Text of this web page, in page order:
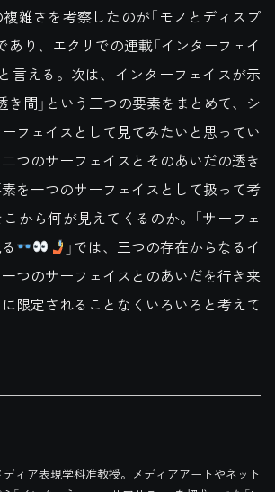
雑さを考察したのが「モノとディスプ
あり、エクリでの連載「インターフェイ
言える。次は、インターフェイスが示
き間」という三つの要素をまとめて、シ
フェイスとして見てみたいと思ってい
つのサーフェイスとそのあいだの透き
を一つのサーフェイスとして扱って考
から何が見えてくるのか。「サーフェ
」では、三つの存在からなるイ
つのサーフェイスとのあいだを行き来
限定されることなくいろいろと考えて
ィア表現学科准教授。メディアアートやネット